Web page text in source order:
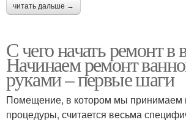
читать дальше →
С чего начать ремонт в
Начинаем ремонт
руками – первые шаги
Помещение, в котором мы принимаем
процедуры, считается весьма